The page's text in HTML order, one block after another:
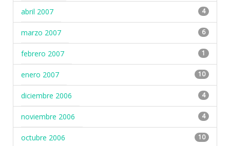
abril 2007 4
marzo 2007 6
febrero 2007 1
enero 2007 10
diciembre 2006 4
noviembre 2006 4
octubre 2006 10